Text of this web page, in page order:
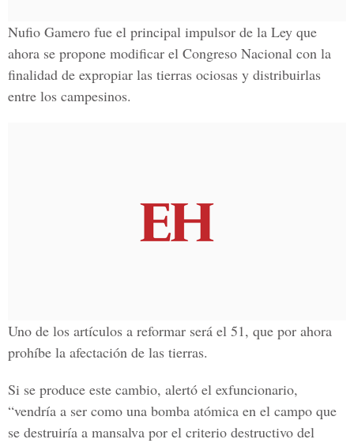
Nufio Gamero fue el principal impulsor de la Ley que
ahora se propone modificar el Congreso Nacional con la
finalidad de expropiar las tierras ociosas y distribuirlas
entre los campesinos.
Uno de los artículos a reformar será el 51, que por ahora
prohíbe la afectación de las tierras.
Si se produce este cambio, alertó el exfuncionario,
“vendría a ser como una bomba atómica en el campo que
se destruiría a mansalva por el criterio destructivo del